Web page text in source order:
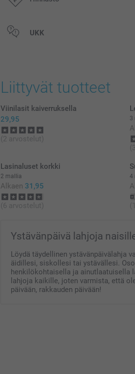
Kaikki hinnat ovat euroina, sisältävät
UKK
Liittyvät tuotteet
Viinilasit kaiverruksella
29,95
(2 arvostelut)
3
Lasinaluset korkki
2 mallia
Alkaen 31,95
(6 arvostelut)
4
Ystävänpäivä lahjoja
Löydä täydellinen ystävänpäivälahja
äidillesi, siskollesi tai ystävällesi.
henkilökohtaisella ja ainutlaatuisella
lahjoja kaikille, joten varmista, että
päivään, rakkauden päivään!